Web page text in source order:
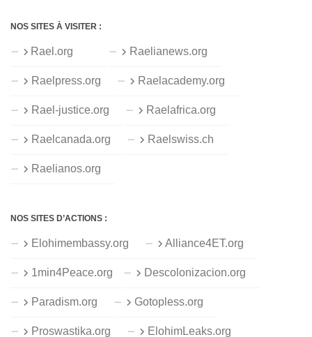
NOS SITES À VISITER :
Rael.org Raelianews.org
Raelpress.org Raelacademy.org
Rael-justice.org Raelafrica.org
Raelcanada.org Raelswiss.ch
Raelianos.org
NOS SITES D’ACTIONS :
Elohimembassy.org Alliance4ET.org
1min4Peace.org Descolonizacion.org
Paradism.org Gotopless.org
Proswastika.org ElohimLeaks.org